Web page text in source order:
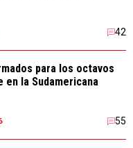
42
para los octavos
en la Sudamericana
55